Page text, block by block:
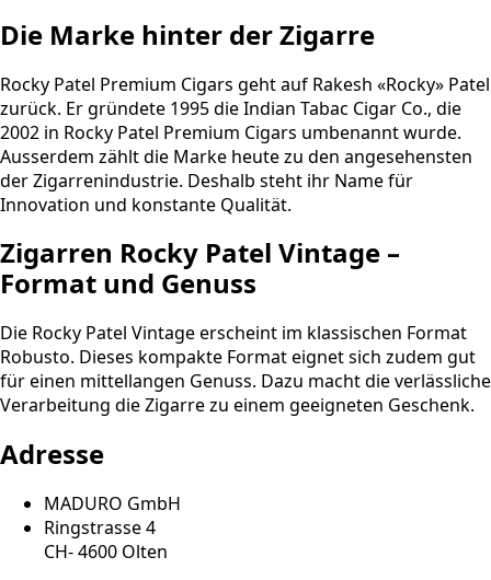
Die Marke hinter der Zigarre
Rocky Patel Premium Cigars geht auf Rakesh «Rocky» Patel
zurück. Er gründete 1995 die Indian Tabac Cigar Co., die
2002 in Rocky Patel Premium Cigars umbenannt wurde.
Ausserdem zählt die Marke heute zu den angesehensten
der Zigarrenindustrie. Deshalb steht ihr Name für
Innovation und konstante Qualität.
Zigarren Rocky Patel Vintage –
Format und Genuss
Die Rocky Patel Vintage erscheint im klassischen Format
Robusto. Dieses kompakte Format eignet sich zudem gut
für einen mittellangen Genuss. Dazu macht die verlässliche
Verarbeitung die Zigarre zu einem geeigneten Geschenk.
Adresse
MADURO GmbH
Ringstrasse 4
CH-4600 Olten